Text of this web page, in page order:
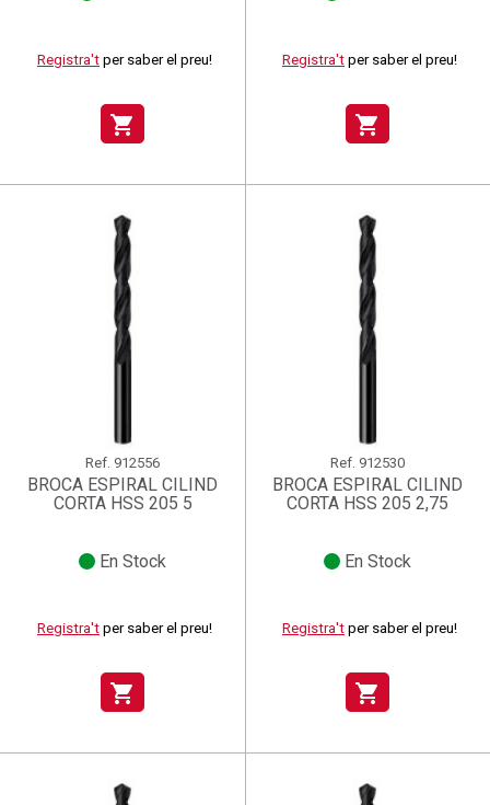
Registra't per saber el preu!
shopping_cart
Registra't per saber el preu!
shopping_cart
Ref. 912556
BROCA ESPIRAL CILIND
CORTA HSS 205 5
En Stock
Registra't per saber el preu!
shopping_cart
Ref. 912530
BROCA ESPIRAL CILIND
CORTA HSS 205 2,75
En Stock
Registra't per saber el preu!
shopping_cart